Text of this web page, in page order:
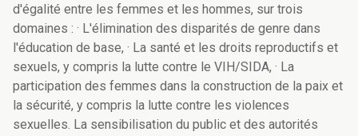
d'égalité entre les femmes et les hommes, sur trois
domaines : · L'élimination des disparités de genre dans
l'éducation de base, · La santé et les droits reproductifs et
sexuels, y compris la lutte contre le VIH/SIDA, · La
participation des femmes dans la construction de la paix et
la sécurité, y compris la lutte contre les violences
sexuelles. La sensibilisation du public et des autorités